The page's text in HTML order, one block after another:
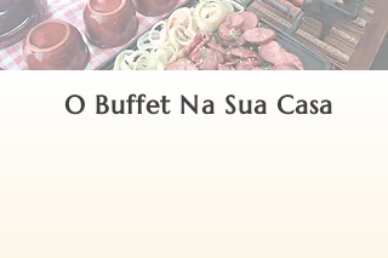
O Buffet Na Sua Casa